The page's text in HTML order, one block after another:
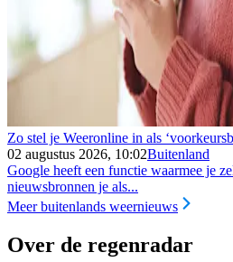
Zo stel je Weeronline in als
02 augustus 2026, 10:02Buitenland
Google heeft een functie waarmee je
nieuwsbronnen je als...
Meer buitenlands weernieuws
Over de regenradar